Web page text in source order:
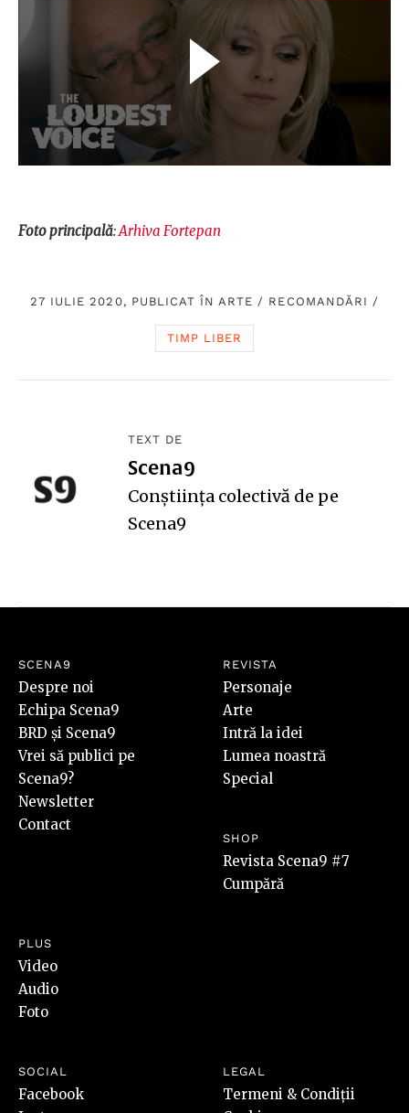
Foto principală:Arhiva Fortepan
27 IULIE 2020, PUBLICAT ÎN ARTE / RECOMANDĂRI /
TIMP LIBER
TEXT DE
Scena9
Conștiința colectivă de pe
Scena9
SCENA9
Despre noi
Echipa Scena9
BRD și Scena9
Vrei să publici pe
Scena9?
Newsletter
Contact
REVISTA
Personaje
Arte
Intră la idei
Lumea noastră
Special
SHOP
Revista Scena9 #7
Cumpără
PLUS
Video
Audio
Foto
SOCIAL
Facebook
LEGAL
Termeni & Condiții